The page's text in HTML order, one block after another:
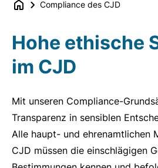
Compliance des CJD
Hohe ethische
im CJD
Mit unseren Compliance-
Transparenz in sensiblen
Alle haupt- und ehrenamtlichen
CJD müssen die einschlägigen